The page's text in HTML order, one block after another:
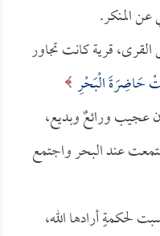
عن المنكر.
قرية كانت تجاور
حَاضِرَةَ الْبَحْرِ
عجيب ورائعٌ وبديع،
عند البحر واجتمع
لحكمةٍ أرادها الله،